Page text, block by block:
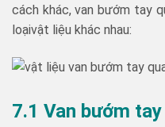
cách khác, van bướm tay
loạivật liệu khác nhau:
7.1 Van bướm